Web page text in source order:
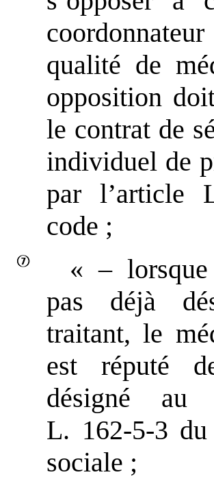
qualité de
opposition
le contrat de
individuel de
par l’article
code ;
« – lorsque
pas déjà
traitant, le
est réputé
désigné au
L. 162‑5‑3
sociale ;